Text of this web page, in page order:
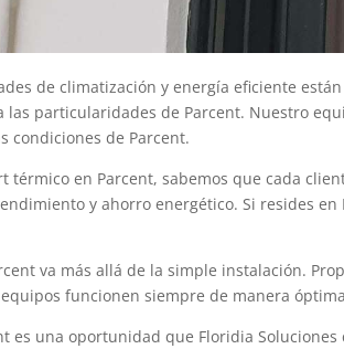
de climatización y energía eficiente
las particularidades de Parcent. Nuestro
condiciones de Parcent.
térmico en Parcent, sabemos que cada
y ahorro energético. Si resides
va más allá de la simple instalación.
funcionen siempre de manera
es una oportunidad que Floridia